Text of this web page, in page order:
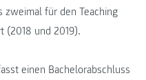
für den Teaching
(2018 und 2019).
einen Bachelorabschluss